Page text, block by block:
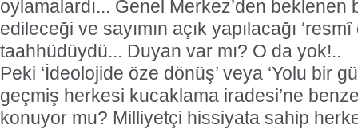
oylamalardı... Genel Merkez’den beklenen
edileceği ve sayımın açık yapılacağı ‘resmî
taahhüdüydü... Duyan var mı? O da yok!..
Peki ‘İdeolojide öze dönüş’ veya ‘Yolu bir
geçmiş herkesi kucaklama iradesi’ne
konuyor mu? Milliyetçi hissiyata sahip